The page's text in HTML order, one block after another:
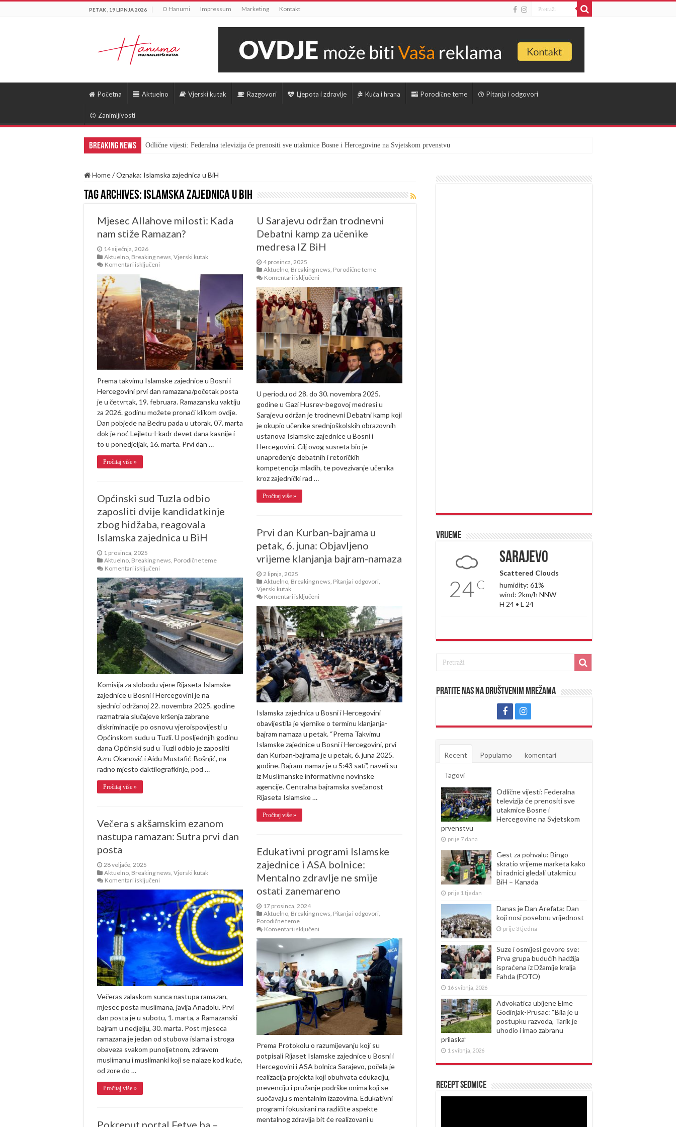
PETAK , 19 LIPNJA 2026 O Hanumi Impressum Marketing Kontakt
Početna Aktuelno Vjerski kutak Razgovori Ljepota i zdravlje Kuća i hrana Porodične teme Pitanja i odgovori
Zanimljivosti
Breaking News Odlične vijesti: Federalna televizija će prenositi sve utakmice Bosne i Hercegovine na Svjetskom prvenstvu
Home/Oznaka: Islamska zajednica u BiH
Tag Archives: Islamska zajednica u BiH
Mjesec Allahove milosti: Kada
nam stiže Ramazan?
14 siječnja, 2026
Aktuelno, Breaking news, Vjerski kutak
Komentari isključeni
milosti:
Kada
nam
stiže
Ramazan?
Prema takvimu Islamske zajednice u Bosni i
Hercegovini prvi dan ramazana/početak posta
je u četvrtak, 19. februara. Ramazansku vaktiju
za 2026. godinu možete pronaći klikom ovdje.
Dan pobjede na Bedru pada u utorak, 07. marta
dok je noć Lejletu-l-kadr devet dana kasnije i
to u ponedjeljak, 16. marta. Prvi dan …
Pročitaj više »
U Sarajevu održan trodnevni
Debatni kamp za učenike
medresa IZ BiH
4 prosinca, 2025
Aktuelno, Breaking news, Porodične teme
Komentari isključeni
Sarajevu
održan
trodnevni
Debatni
kamp
za
učenike
medresa
BiH
U periodu od 28. do 30. novembra 2025.
godine u Gazi Husrev-begovoj medresi u
Sarajevu održan je trodnevni Debatni kamp koji
je okupio učenike srednjoškolskih obrazovnih
ustanova Islamske zajednice u Bosni i
Hercegovini. Cilj ovog susreta bio je
unapređenje debatnih i retoričkih
kompetencija mladih, te povezivanje učenika
kroz zajednički rad …
Pročitaj više »
Općinski sud Tuzla odbio
zaposliti dvije kandidatkinje
zbog hidžaba, reagovala
Islamska zajednica u BiH
1 prosinca, 2025
Aktuelno, Breaking news, Porodične teme
Komentari isključeni
sud
Tuzla
odbio
zaposliti
dvije
kandidatkinje
zbog
hidžaba,
reagovala
Islamska
zajednica
u
BiH
Komisija za slobodu vjere Rijaseta Islamske
zajednice u Bosni i Hercegovini je na
sjednici održanoj 22. novembra 2025. godine
razmatrala slučajeve kršenja zabrane
diskriminacije po osnovu vjeroispovijesti u
Općinskom sudu u Tuzli. U posljednjih godinu
dana Općinski sud u Tuzli odbio je zaposliti
Azru Okanović i Aidu Mustafić-Bošnjić, na
radno mjesto daktilografkinje, pod …
Pročitaj više »
Prvi dan Kurban-bajrama u
petak, 6. juna: Objavljeno
vrijeme klanjanja bajram-namaza
2 lipnja, 2025
Aktuelno, Breaking news, Pitanja i odgovori,
Vjerski kutak
Komentari isključeni
dan
Kurban-
bajrama
u
petak,
6.
juna:
Objavljeno
vrijeme
klanjanja
bajram-
namaza
Islamska zajednica u Bosni i Hercegovini
obavijestila je vjernike o terminu klanjanja-
bajram namaza u petak. “Prema Takvimu
Islamske zajednice u Bosni i Hercegovini, prvi
dan Kurban-bajrama je u petak, 6. juna 2025.
godine. Bajram-namaz je u 5:43 sati”, naveli su
iz Muslimanske informativne novinske
agencije. Centralna bajramska svečanost
Rijaseta Islamske …
Pročitaj više »
Večera s akšamskim ezanom
nastupa ramazan: Sutra prvi dan
posta
28 veljače, 2025
Aktuelno, Breaking news, Vjerski kutak
Komentari isključeni
akšamskim
ezanom
nastupa
ramazan:
Sutra
prvi
dan
posta
Večeras zalaskom sunca nastupa ramazan,
mjesec posta muslimana, javlja Anadolu. Prvi
dan posta je u subotu, 1. marta, a Ramazanski
bajram u nedjelju, 30. marta. Post mjeseca
ramazana je jedan od stubova islama i stroga
obaveza svakom punoljetnom, zdravom
muslimanu i muslimanki koji se nalaze kod kuće,
od zore do …
Pročitaj više »
Edukativni programi Islamske
zajednice i ASA bolnice:
Mentalno zdravlje ne smije
ostati zanemareno
17 prosinca, 2024
Aktuelno, Breaking news, Pitanja i odgovori,
Porodične teme
Komentari isključeni
programi
Islamske
ASA
bolnice:
Mentalno
zdravlje
ne
smije
ostati
zanemareno
Prema Protokolu o razumijevanju koji su
potpisali Rijaset Islamske zajednice u Bosni i
Hercegovini i ASA bolnica Sarajevo, počela je
realizacija projekta koji obuhvata edukaciju,
prevenciju i pružanje podrške onima koji se
suočavaju s mentalnim izazovima. Edukativni
programi fokusirani na različite aspekte
mentalnog zdravlja bit će realizovani u
Pokrenut portal Fetve.ba –
Vrijeme
24C
Sarajevo
Scattered Clouds
humidity: 61%
wind: 2km/h NNW
H 24 • L 24
Pratite nas na društvenim mrežama
Recent Popularno komentari
Tagovi
Odlične vijesti: Federalna
televizija će prenositi sve
utakmice Bosne i
Hercegovine na Svjetskom
prvenstvu
prije 7 dana
Gest za pohvalu: Bingo
skratio vrijeme marketa kako
bi radnici gledali utakmicu
BiH – Kanada
prije 1 tjedan
Danas je Dan Arefata: Dan
koji nosi posebnu vrijednost
prije 3 tjedna
Suze i osmijesi govore sve:
Prva grupa budućih hadžija
ispraćena iz Džamije kralja
Fahda (FOTO)
16 svibnja, 2026
Advokatica ubijene Elme
Godinjak-Prusac: “Bila je u
postupku razvoda, Tarik je
uhodio i imao zabranu
prilaska”
1 svibnja, 2026
Recept sedmice